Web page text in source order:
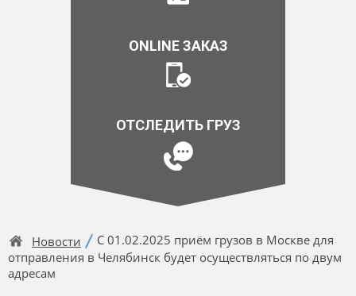
ONLINE ЗАКАЗ
ОТСЛЕДИТЬ ГРУЗ
Новости
C 01.02.2025 приём грузов в Москве для
отправления в Челябинск будет осуществляться по двум
адресам